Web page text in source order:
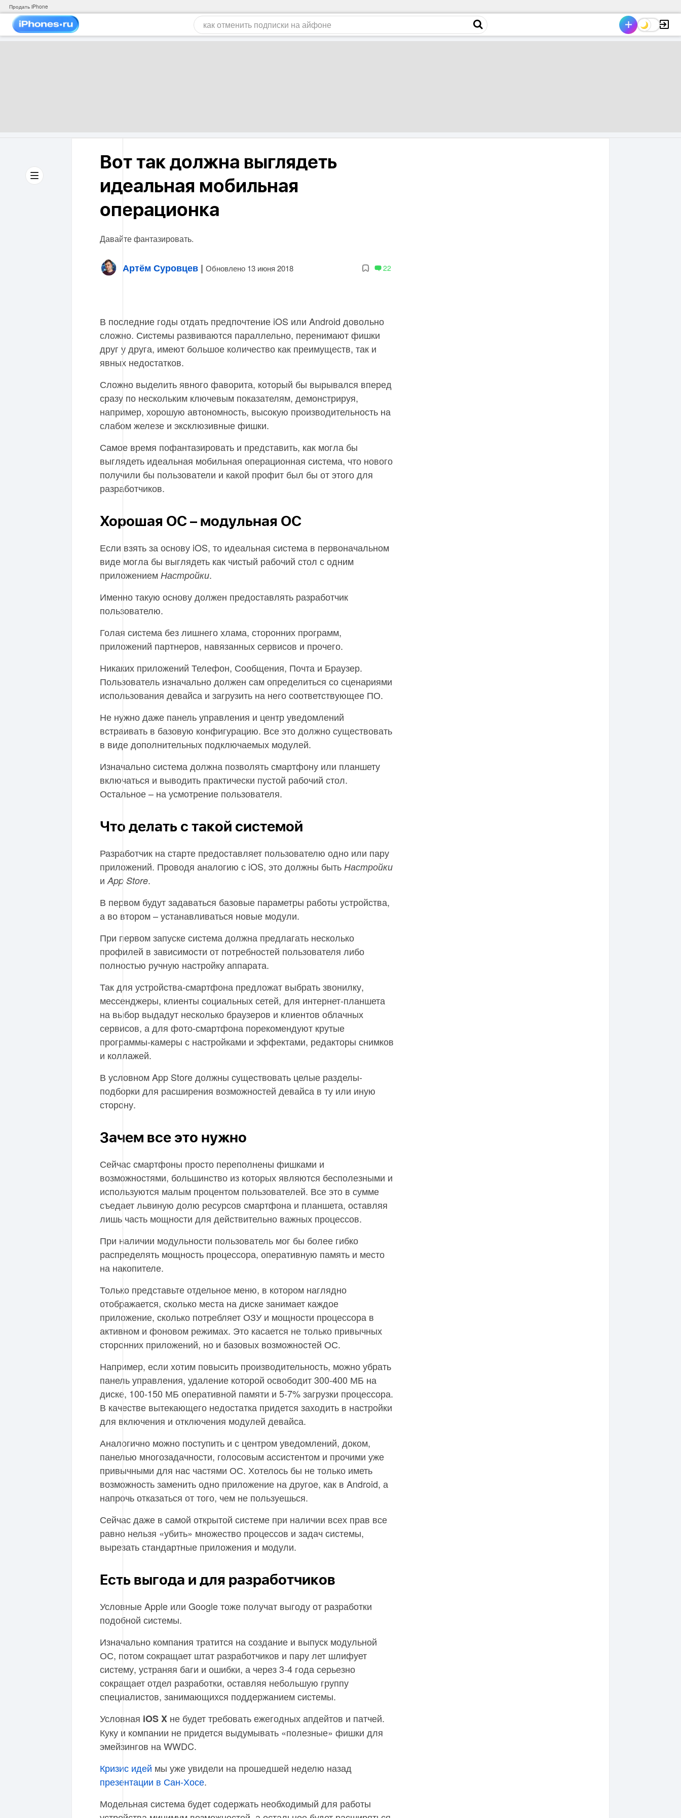
Продать iPhone
Вот так должна выглядеть
идеальная мобильная
операционка
Давайте фантазировать.
Артём Суровцев | Обновлено 13 июня 2018 22
В последние годы отдать предпочтение iOS или Android довольно
сложно. Системы развиваются параллельно, перенимают фишки
друг у друга, имеют большое количество как преимуществ, так и
явных недостатков.
Сложно выделить явного фаворита, который бы вырывался вперед
сразу по нескольким ключевым показателям, демонстрируя,
например, хорошую автономность, высокую производительность на
слабом железе и эксклюзивные фишки.
Самое время пофантазировать и представить, как могла бы
выглядеть идеальная мобильная операционная система, что нового
получили бы пользователи и какой профит был бы от этого для
разработчиков.
Хорошая ОС – модульная ОС
Если взять за основу iOS, то идеальная система в первоначальном
виде могла бы выглядеть как чистый рабочий стол с одним
приложением Настройки.
Именно такую основу должен предоставлять разработчик
пользователю.
Голая система без лишнего хлама, сторонних программ,
приложений партнеров, навязанных сервисов и прочего.
Никаких приложений Телефон, Сообщения, Почта и Браузер.
Пользователь изначально должен сам определиться со сценариями
использования девайса и загрузить на него соответствующее ПО.
Не нужно даже панель управления и центр уведомлений
встраивать в базовую конфигурацию. Все это должно существовать
в виде дополнительных подключаемых модулей.
Изначально система должна позволять смартфону или планшету
включаться и выводить практически пустой рабочий стол.
Остальное – на усмотрение пользователя.
Что делать с такой системой
Разработчик на старте предоставляет пользователю одно или пару
приложений. Проводя аналогию с iOS, это должны быть Настройки
и App Store.
В первом будут задаваться базовые параметры работы устройства,
а во втором – устанавливаться новые модули.
При первом запуске система должна предлагать несколько
профилей в зависимости от потребностей пользователя либо
полностью ручную настройку аппарата.
Так для устройства-смартфона предложат выбрать звонилку,
мессенджеры, клиенты социальных сетей, для интернет-планшета
на выбор выдадут несколько браузеров и клиентов облачных
сервисов, а для фото-смартфона порекомендуют крутые
программы-камеры с настройками и эффектами, редакторы снимков
и коллажей.
В условном App Store должны существовать целые разделы-
подборки для расширения возможностей девайса в ту или иную
сторону.
Зачем все это нужно
Сейчас смартфоны просто переполнены фишками и
возможностями, большинство из которых являются бесполезными и
используются малым процентом пользователей. Все это в сумме
съедает львиную долю ресурсов смартфона и планшета, оставляя
лишь часть мощности для действительно важных процессов.
При наличии модульности пользователь мог бы более гибко
распределять мощность процессора, оперативную память и место
на накопителе.
Только представьте отдельное меню, в котором наглядно
отображается, сколько места на диске занимает каждое
приложение, сколько потребляет ОЗУ и мощности процессора в
активном и фоновом режимах. Это касается не только привычных
сторонних приложений, но и базовых возможностей ОС.
Например, если хотим повысить производительность, можно убрать
панель управления, удаление которой освободит 300-400 МБ на
диске, 100-150 МБ оперативной памяти и 5-7% загрузки процессора.
В качестве вытекающего недостатка придется заходить в настройки
для включения и отключения модулей девайса.
Аналогично можно поступить и с центром уведомлений, доком,
панелью многозадачности, голосовым ассистентом и прочими уже
привычными для нас частями ОС. Хотелось бы не только иметь
возможность заменить одно приложение на другое, как в Android, а
напрочь отказаться от того, чем не пользуешься.
Сейчас даже в самой открытой системе при наличии всех прав все
равно нельзя «убить» множество процессов и задач системы,
вырезать стандартные приложения и модули.
Есть выгода и для разработчиков
Условные Apple или Google тоже получат выгоду от разработки
подобной системы.
Изначально компания тратится на создание и выпуск модульной
ОС, потом сокращает штат разработчиков и пару лет шлифует
систему, устраняя баги и ошибки, а через 3-4 года серьезно
сокращает отдел разработки, оставляя небольшую группу
специалистов, занимающихся поддержанием системы.
Условная iOS X не будет требовать ежегодных апдейтов и патчей.
Куку и компании не придется выдумывать «полезные» фишки для
эмейзингов на WWDC.
Кризис идей мы уже увидели на прошедшей неделю назад
презентации в Сан-Хосе.
Модельная система будет содержать необходимый для работы